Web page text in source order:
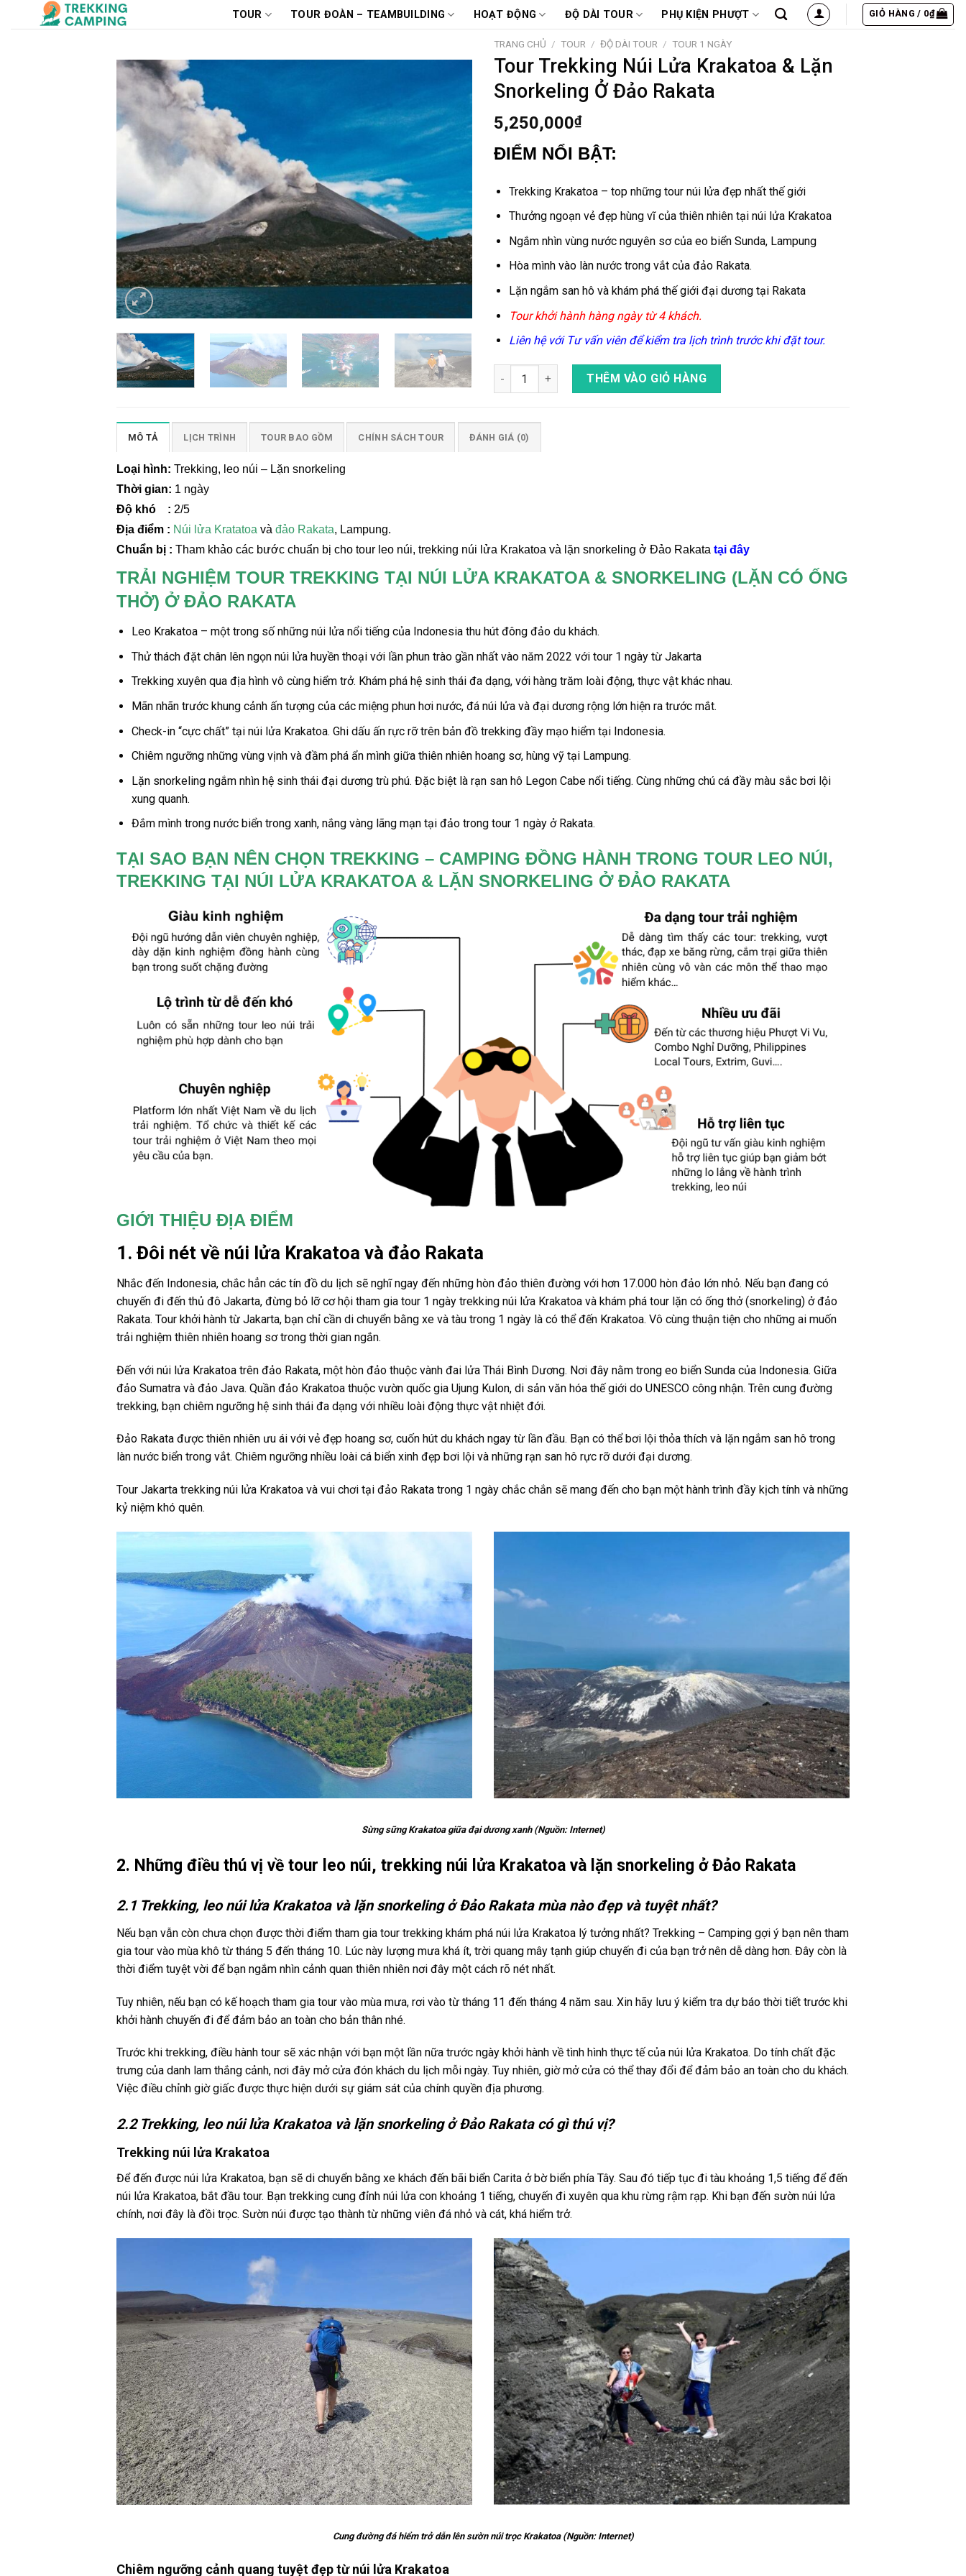
đến
TOUR TOUR ĐOÀN – TEAMBUILDING HOẠT ĐỘNG ĐỘ DÀI TOUR PHỤ KIỆN PHƯỢT GIỎ HÀNG / 0₫
TRANG CHỦ / TOUR / ĐỘ DÀI TOUR / TOUR 1 NGÀY
Tour Trekking Núi Lửa Krakatoa & Lặn
Snorkeling Ở Đảo Rakata
5,250,000₫
ĐIỂM NỔI BẬT:
Trekking Krakatoa – top những tour núi lửađẹp nhất thế giới
Thưởng ngoạn vẻ đẹp hùng vĩ của thiên nhiên tại núi lửa Krakatoa
Ngắm nhìn vùng nước nguyên sơ của eo biển Sunda, Lampung
Hòa mình vào làn nước trong vắt của đảo Rakata.
Lặn ngắm san hô và khám phá thế giới đại dương tại Rakata
Tour khởi hành hàng ngày từ 4 khách.
Liên hệ với Tư vấn viên để kiểm tra lịch trình trước khi đặt tour.
Tour Trekking Núi Lửa Krakatoa & Lặn Snorkeling Ở Đảo Rakata số lượng
THÊM VÀO GIỎ HÀNG
MÔ TẢ LỊCH TRÌNH TOUR BAO GỒM CHÍNH SÁCH TOUR ĐÁNH GIÁ (0)
Loại hình: Trekking, leo núi – Lặn snorkeling
Thời gian: 1 ngày
Độ khó : 2/5
Địa điểm : Núi lửa Kratatoa và đảo Rakata, Lampung.
Chuẩn bị : Tham khảo các bước chuẩn bị cho tour leo núi, trekking núi lửa Krakatoa và lặn snorkeling ở Đảo Rakata tại đây
TRẢI NGHIỆM TOUR TREKKING TẠI NÚI LỬA KRAKATOA & SNORKELING (LẶN CÓ ỐNG
THỞ) Ở ĐẢO RAKATA
Leo Krakatoa – một trong số những núi lửa nổi tiếng của Indonesia thu hút đông đảo du khách.
Thử thách đặt chân lên ngọn núi lửa huyền thoại với lần phun trào gần nhất vào năm 2022 vớitour 1 ngàytừ Jakarta
Trekking xuyên qua địa hình vô cùng hiểm trở. Khám phá hệ sinh thái đa dạng, với hàng trăm loài động, thực vật khác nhau.
Mãn nhãn trước khung cảnh ấn tượng của các miệng phun hơi nước, đá núi lửa và đại dương rộng lớn hiện ra trước mắt.
Check-in “cực chất” tại núi lửa Krakatoa. Ghi dấu ấn rực rỡ trên bản đồtrekking đầy mạo hiểm tại Indonesia.
Chiêm ngưỡng những vùng vịnh và đầm phá ẩn mình giữa thiên nhiên hoang sơ, hùng vỹ tại Lampung.
Lặn snorkeling ngắm nhìn hệ sinh thái đại dương trù phú. Đặc biệt là rạn san hô Legon Cabe nổi tiếng. Cùng những chú cá đầy màu sắc bơi lội
xung quanh.
Đắm mình trong nước biển trong xanh, nắng vàng lãng mạn tại đảo trong tour 1 ngày ở Rakata.
TẠI SAO BẠN NÊN CHỌN TREKKING – CAMPING ĐỒNG HÀNH TRONG TOUR LEO NÚI,
TREKKING TẠI NÚI LỬA KRAKATOA & LẶN SNORKELING Ở ĐẢO RAKATA
GIỚI THIỆU ĐỊA ĐIỂM
1. Đôi nét về núi lửa Krakatoa và đảo Rakata
Nhắc đến Indonesia, chắc hẳn các tín đồ du lịch sẽ nghĩ ngay đến những hòn đảo thiên đường với hơn 17.000 hòn đảo lớn nhỏ. Nếu bạn đang có
chuyến đi đến thủ đô Jakarta, đừng bỏ lỡ cơ hội tham gia tour 1 ngày trekking núi lửa Krakatoa và khám phá tour lặn có ống thở (snorkeling) ở đảo
Rakata. Tour khởi hành từ Jakarta, bạn chỉ cần di chuyển bằng xe và tàu trong 1 ngày là có thể đến Krakatoa. Vô cùng thuận tiện cho những ai muốn
trải nghiệm thiên nhiên hoang sơ trong thời gian ngắn.
Đến với núi lửa Krakatoa trên đảo Rakata, một hòn đảo thuộc vành đai lửa Thái Bình Dương. Nơi đây nằm trong eo biển Sunda của Indonesia. Giữa
đảo Sumatra và đảo Java. Quần đảo Krakatoa thuộc vườn quốc gia Ujung Kulon, di sản văn hóa thế giới do UNESCO công nhận. Trên cung đường
trekking, bạn chiêm ngưỡng hệ sinh thái đa dạng với nhiều loài động thực vật nhiệt đới.
Đảo Rakata được thiên nhiên ưu ái với vẻ đẹp hoang sơ, cuốn hút du khách ngay từ lần đầu. Bạn có thể bơi lội thỏa thích và lặn ngắm san hô trong
làn nước biển trong vắt. Chiêm ngưỡng nhiều loài cá biển xinh đẹp bơi lội và những rạn san hô rực rỡ dưới đại dương.
Tour Jakarta trekking núi lửa Krakatoa và vui chơi tại đảo Rakata trong 1 ngày chắc chắn sẽ mang đến cho bạn một hành trình đầy kịch tính và những
kỷ niệm khó quên.
Sừng sững Krakatoa giữa đại dương xanh (Nguồn: Internet)
2. Những điều thú vị về tour leo núi, trekking núi lửa Krakatoa và lặn snorkeling ở Đảo Rakata
2.1 Trekking, leo núi lửa Krakatoa và lặn snorkeling ở Đảo Rakata mùa nào đẹp và tuyệt nhất?
Nếu bạn vẫn còn chưa chọn được thời điểm tham gia tour trekking khám phá núi lửa Krakatoa lý tưởng nhất? Trekking – Camping gợi ý bạn nên tham
gia tour vào mùa khô từ tháng 5 đến tháng 10. Lúc này lượng mưa khá ít, trời quang mây tạnh giúp chuyến đi của bạn trở nên dễ dàng hơn. Đây còn là
thời điểm tuyệt vời để bạn ngắm nhìn cảnh quan thiên nhiên nơi đây một cách rõ nét nhất.
Tuy nhiên, nếu bạn có kế hoạch tham gia tour vào mùa mưa, rơi vào từ tháng 11 đến tháng 4 năm sau. Xin hãy lưu ý kiểm tra dự báo thời tiết trước khi
khởi hành chuyến đi để đảm bảo an toàn cho bản thân nhé.
Trước khi trekking, điều hành tour sẽ xác nhận với bạn một lần nữa trước ngày khởi hành về tình hình thực tế của núi lửa Krakatoa. Do tính chất đặc
trưng của danh lam thắng cảnh, nơi đây mở cửa đón khách du lịch mỗi ngày. Tuy nhiên, giờ mở cửa có thể thay đổi để đảm bảo an toàn cho du khách.
Việc điều chỉnh giờ giấc được thực hiện dưới sự giám sát của chính quyền địa phương.
2.2 Trekking, leo núi lửa Krakatoa và lặn snorkeling ở Đảo Rakata có gì thú vị?
Trekking núi lửa Krakatoa
Để đến được núi lửa Krakatoa, bạn sẽ di chuyển bằng xe khách đến bãi biển Carita ở bờ biển phía Tây. Sau đó tiếp tục đi tàu khoảng 1,5 tiếng để đến
núi lửa Krakatoa, bắt đầu tour. Bạn trekking cung đỉnh núi lửa con khoảng 1 tiếng, chuyến đi xuyên qua khu rừng rậm rạp. Khi bạn đến sườn núi lửa
chính, nơi đây là đồi trọc. Sườn núi được tạo thành từ những viên đá nhỏ và cát, khá hiểm trở.
Cung đường đá hiểm trở dẫn lên sườn núi trọc Krakatoa (Nguồn: Internet)
Chiêm ngưỡng cảnh quang tuyệt đẹp từ núi lửa Krakatoa